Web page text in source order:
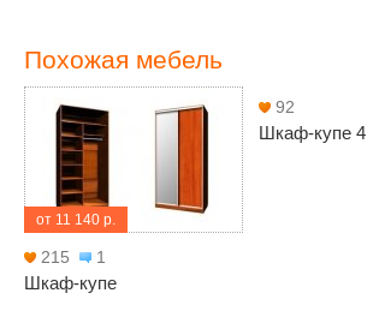
Похожая мебель
от 11 140 р.
215 1
Шкаф-купе
92
Шкаф-купе 4